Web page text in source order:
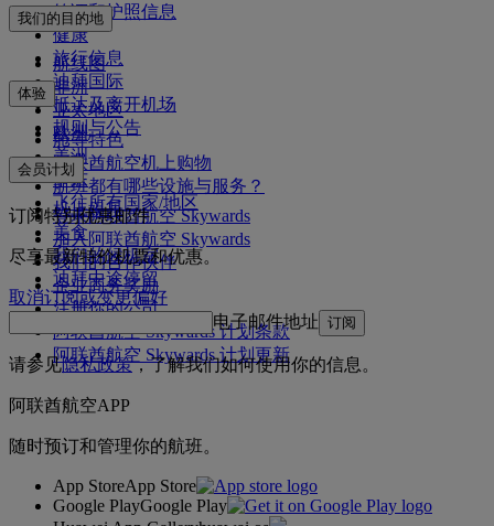
签证和护照信息
健康
旅行信息
迪拜国际
抵达及离开机场
规则与公告
我们的目的地
航线图
非洲
亚太地区
欧洲
美洲
中东
飞往所有国家/地区
体验
舱等特色
阿联酋航空机上购物
航班都有哪些设施与服务？
机上娱乐
美食
我们的候机室
迪拜中途停留
会员计划
登录阿联酋航空 Skywards
加入阿联酋航空 Skywards
我们的合作伙伴
企业商务奖励
注册你的公司
阿联酋航空 Skywards 计划条款
阿联酋航空 Skywards 计划更新
订阅特别优惠邮件
尽享最新特价机票和优惠。
取消订阅或变更偏好
电子邮件地址 订阅
请参见隐私政策，了解我们如何使用你的信息。
阿联酋航空APP
随时预订和管理你的航班。
App StoreApp Store
Google PlayGoogle Play